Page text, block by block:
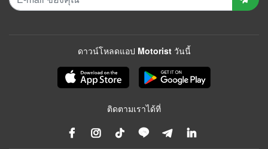
ดาวน์โหลดแอป Motorist วันนี้
ติดตามเราได้ที่